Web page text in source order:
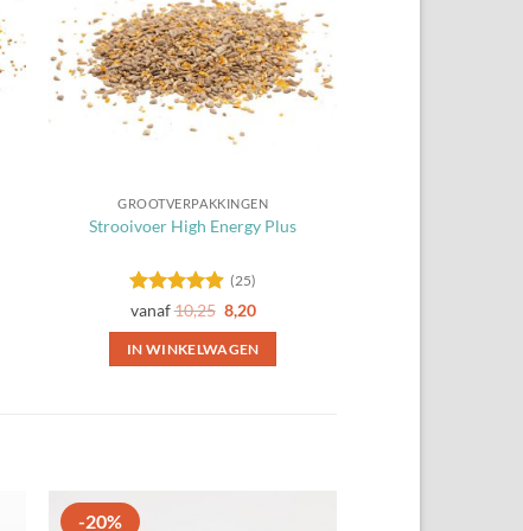
GROOTVERPAKKINGEN
Strooivoer High Energy Plus
Gewaardeerd
(25)
vanaf10,25 8,20
IN WINKELWAGEN
-20%